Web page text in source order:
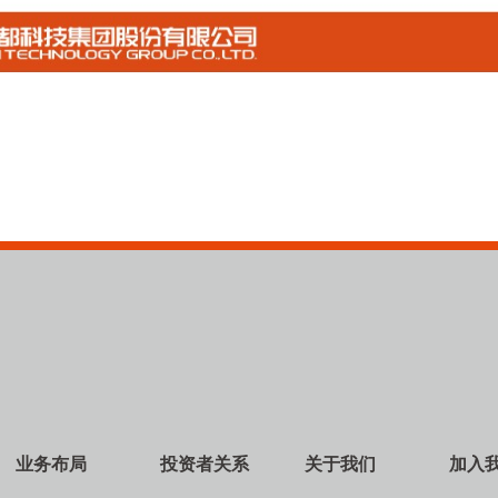
业务布局 投资者关系 关于我们 加入